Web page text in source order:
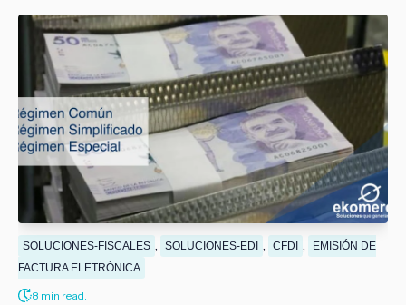
SOLUCIONES-FISCALES , SOLUCIONES-EDI , CFDI ,
EMISIÓN DE
FACTURA ELETRÓNICA
8 min read.